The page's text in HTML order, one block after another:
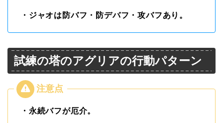
・ジャオは防バフ・防デバフ・攻バフあり。
試練の塔のアグリアの行動パターン
・永続バフが厄介。